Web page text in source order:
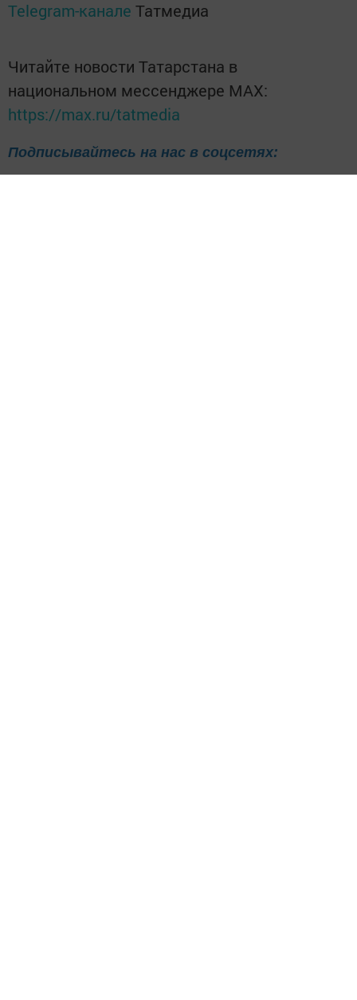
Telegram-канале Татмедиа
Читайте новости Татарстана в
национальном мессенджере MАХ:
https://max.ru/tatmedia
Подписывайтесь на нас в соцсетях: